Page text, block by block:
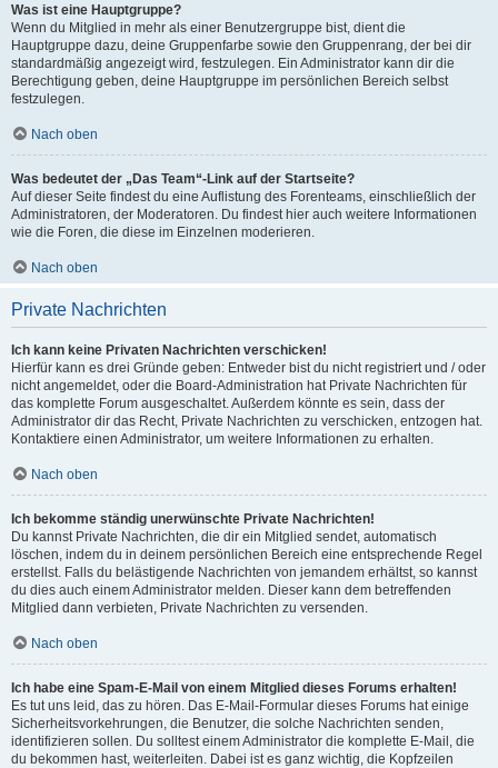
Was ist eine Hauptgruppe?
Wenn du Mitglied in mehr als einer Benutzergruppe bist, dient die
Hauptgruppe dazu, deine Gruppenfarbe sowie den Gruppenrang, der bei dir
standardmäßig angezeigt wird, festzulegen. Ein Administrator kann dir die
Berechtigung geben, deine Hauptgruppe im persönlichen Bereich selbst
festzulegen.
Nach oben
Was bedeutet der „Das Team“-Link auf der Startseite?
Auf dieser Seite findest du eine Auflistung des Forenteams, einschließlich der
Administratoren, der Moderatoren. Du findest hier auch weitere Informationen
wie die Foren, die diese im Einzelnen moderieren.
Nach oben
Private Nachrichten
Ich kann keine Privaten Nachrichten verschicken!
Hierfür kann es drei Gründe geben: Entweder bist du nicht registriert und / oder
nicht angemeldet, oder die Board-Administration hat Private Nachrichten für
das komplette Forum ausgeschaltet. Außerdem könnte es sein, dass der
Administrator dir das Recht, Private Nachrichten zu verschicken, entzogen hat.
Kontaktiere einen Administrator, um weitere Informationen zu erhalten.
Nach oben
Ich bekomme ständig unerwünschte Private Nachrichten!
Du kannst Private Nachrichten, die dir ein Mitglied sendet, automatisch
löschen, indem du in deinem persönlichen Bereich eine entsprechende Regel
erstellst. Falls du belästigende Nachrichten von jemandem erhältst, so kannst
du dies auch einem Administrator melden. Dieser kann dem betreffenden
Mitglied dann verbieten, Private Nachrichten zu versenden.
Nach oben
Ich habe eine Spam-E-Mail von einem Mitglied dieses Forums erhalten!
Es tut uns leid, das zu hören. Das E-Mail-Formular dieses Forums hat einige
Sicherheitsvorkehrungen, die Benutzer, die solche Nachrichten senden,
identifizieren sollen. Du solltest einem Administrator die komplette E-Mail, die
du bekommen hast, weiterleiten. Dabei ist es ganz wichtig, die Kopfzeilen